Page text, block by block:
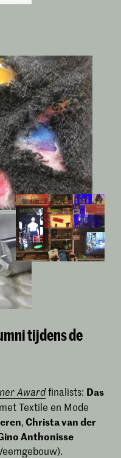
tijdens de
Awardfinalists: Das
met Textile en Mode
,Christa van der
Anthonisse